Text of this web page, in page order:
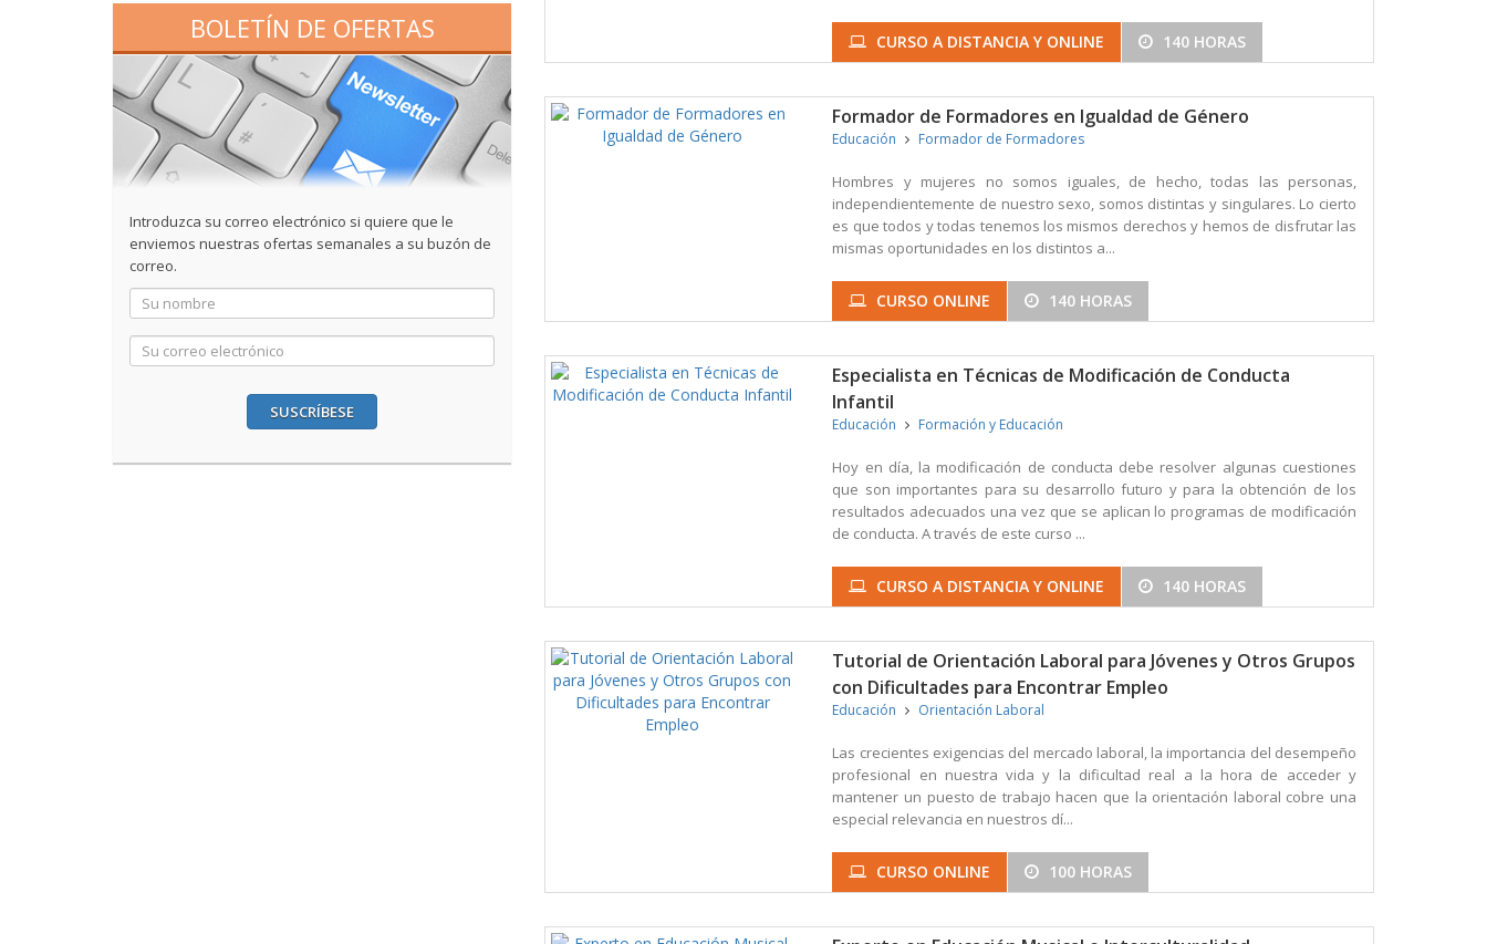
CURSO A DISTANCIA Y ONLINE 140 HORAS
Formador de Formadores en Igualdad de Género
Educación Formador de Formadores
Hombres y mujeres no somos iguales, de hecho, todas las personas,
independientemente de nuestro sexo, somos distintas y singulares. Lo cierto
es que todos y todas tenemos los mismos derechos y hemos de disfrutar las
mismas oportunidades en los distintos a...
CURSO ONLINE 140 HORAS
Especialista en Técnicas de Modificación de Conducta
Infantil
Educación Formación y Educación
Hoy en día, la modificación de conducta debe resolver algunas cuestiones
que son importantes para su desarrollo futuro y para la obtención de los
resultados adecuados una vez que se aplican lo programas de modificación
de conducta. A través de este curso ...
CURSO A DISTANCIA Y ONLINE 140 HORAS
Tutorial de Orientación Laboral para Jóvenes y Otros Grupos
con Dificultades para Encontrar Empleo
Educación Orientación Laboral
Las crecientes exigencias del mercado laboral, la importancia del desempeño
profesional en nuestra vida y la dificultad real a la hora de acceder y
mantener un puesto de trabajo hacen que la orientación laboral cobre una
especial relevancia en nuestros dí...
CURSO ONLINE 100 HORAS
BOLETÍN DE OFERTAS
Introduzca su correo electrónico si quiere que le
enviemos nuestras ofertas semanales a su buzón de
correo.
SUSCRÍBESE